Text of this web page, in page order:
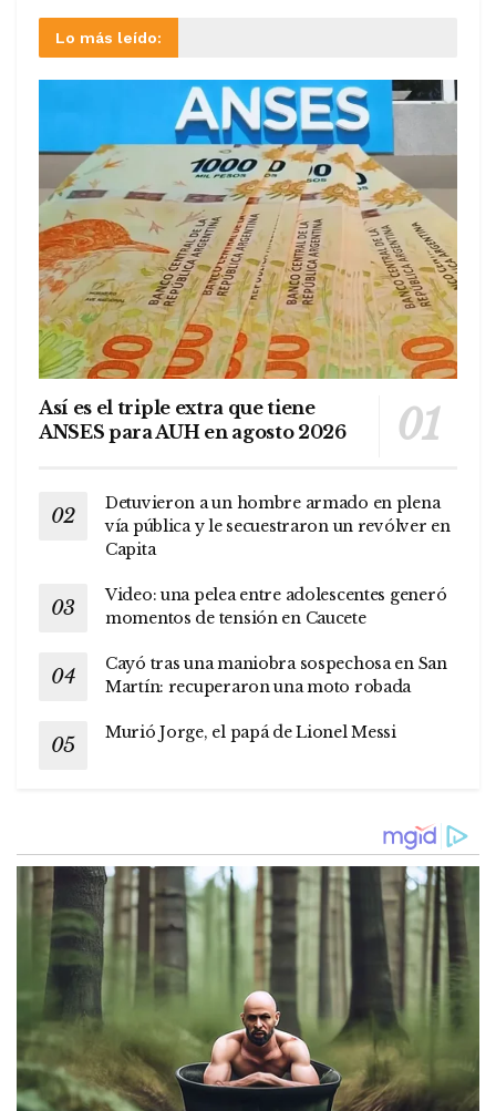
Lo más leído:
Así es el triple extra que tiene
ANSES para AUH en agosto 2026
Detuvieron a un hombre armado en plena
vía pública y le secuestraron un revólver en
Capita
Video: una pelea entre adolescentes generó
momentos de tensión en Caucete
Cayó tras una maniobra sospechosa en San
Martín: recuperaron una moto robada
Murió Jorge, el papá de Lionel Messi